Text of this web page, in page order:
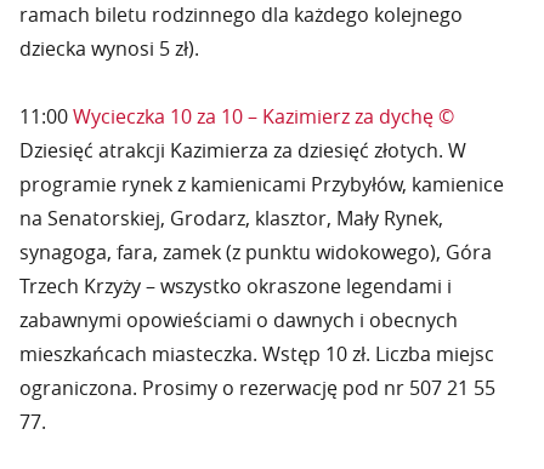
ramach biletu rodzinnego dla każdego kolejnego
dziecka wynosi 5 zł).
11:00Wycieczka 10 za 10 – Kazimierz za dychę ©
Dziesięć atrakcji Kazimierza za dziesięć złotych. W
programie rynek z kamienicami Przybyłów, kamienice
na Senatorskiej, Grodarz, klasztor, Mały Rynek,
synagoga, fara, zamek (z punktu widokowego), Góra
Trzech Krzyży – wszystko okraszone legendami i
zabawnymi opowieściami o dawnych i obecnych
mieszkańcach miasteczka. Wstęp 10 zł. Liczba miejsc
ograniczona. Prosimy o rezerwację pod nr 507 21 55
77.